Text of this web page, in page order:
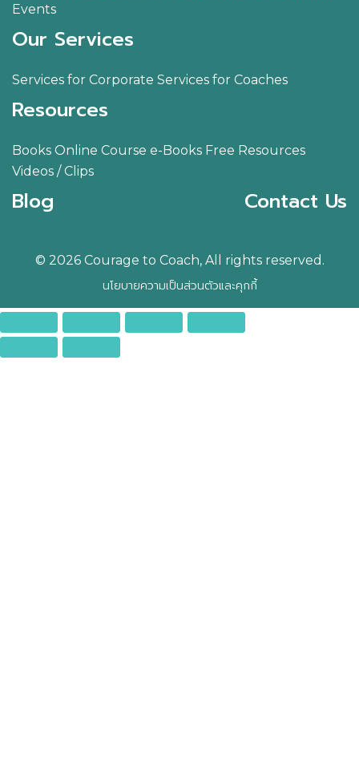
Events
Our Services
Services for Corporate Services for Coaches
Resources
Books Online Course e-Books Free Resources
Videos / Clips
Blog Contact Us
© 2026 Courage to Coach, All rights reserved.
นโยบายความเป็นส่วนตัวและคุกกี้